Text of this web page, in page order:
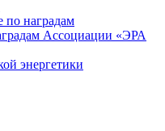
по наградам
Ассоциации «ЭРА
энергетики